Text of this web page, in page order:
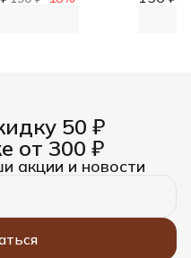
50 ₽
от 300 ₽
акции и новости